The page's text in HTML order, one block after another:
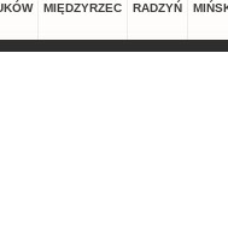
MIĘDZYRZEC RADZYŃ